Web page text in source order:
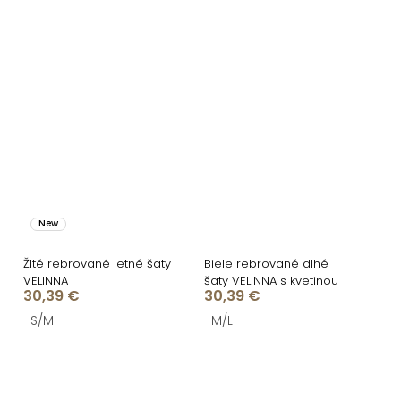
New
Žlté rebrované letné šaty
VELINNA
30,39 €
S/M
Biele rebrované dlhé
šaty VELINNA s kvetinou
30,39 €
M/L